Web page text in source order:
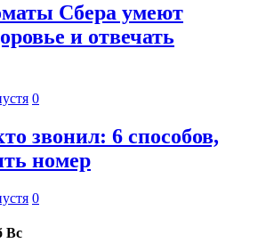
Сбера умеют
и отвечать
0
звонил: 6 способов,
номер
0
Вс